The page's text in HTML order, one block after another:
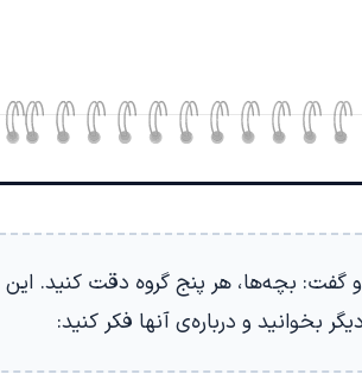
بچه‌ها، هر پنج گروه دقت کنید. این
بخوانید و درباره‌ی آنها فکر کنید: